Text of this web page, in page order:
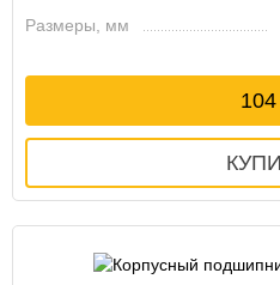
Размеры, мм
104